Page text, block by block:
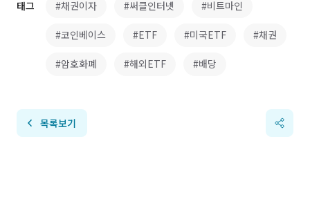
태그 #채권이자 #써클인터넷 #비트마인
#코인베이스 #ETF #미국ETF #채권
#암호화폐 #해외ETF #배당
목록보기